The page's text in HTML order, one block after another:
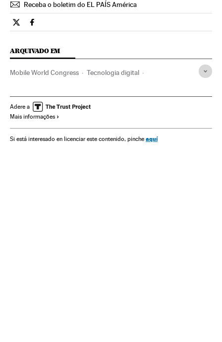
Receba o boletim do EL PAÍS América
Tecnologia El País Brasil en Twitter
Tecnologia El País Brasil en Facebook
ARQUIVADO EM
Mobile World Congress Tecnologia digital
Feiras comerciais Eventos
Catalunha Espanha
Adere a
Mais informações
Si está interesado en licenciar este contenido, pinche aquí